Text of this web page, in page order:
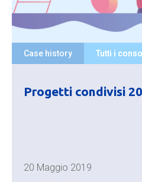
Case history Tutti i
Progetti condivisi
20 Maggio 2019